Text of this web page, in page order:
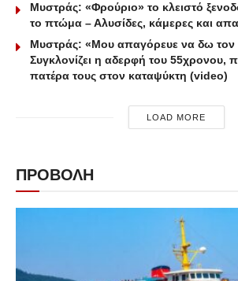
Μυστράς: «Φρούριο» το κλειστό
το πτώμα – Αλυσίδες, κάμερες και
Μυστράς: «Μου απαγόρευε να δω
Συγκλονίζει η αδερφή του 55χρονου,
πατέρα τους στον καταψύκτη (video)
LOAD MORE
ΠΡΟΒΟΛΗ